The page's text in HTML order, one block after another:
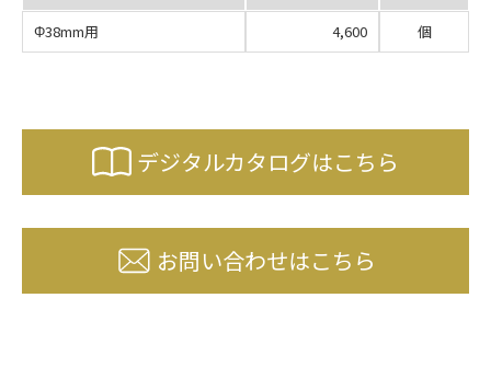
Φ38mm用
4,600 個
デジタルカタログはこちら
お問い合わせはこちら